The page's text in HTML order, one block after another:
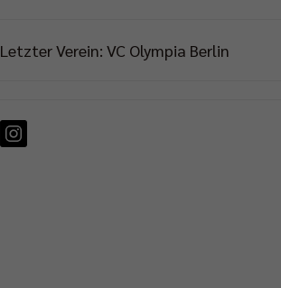
Letzter Verein: VC Olympia Berlin